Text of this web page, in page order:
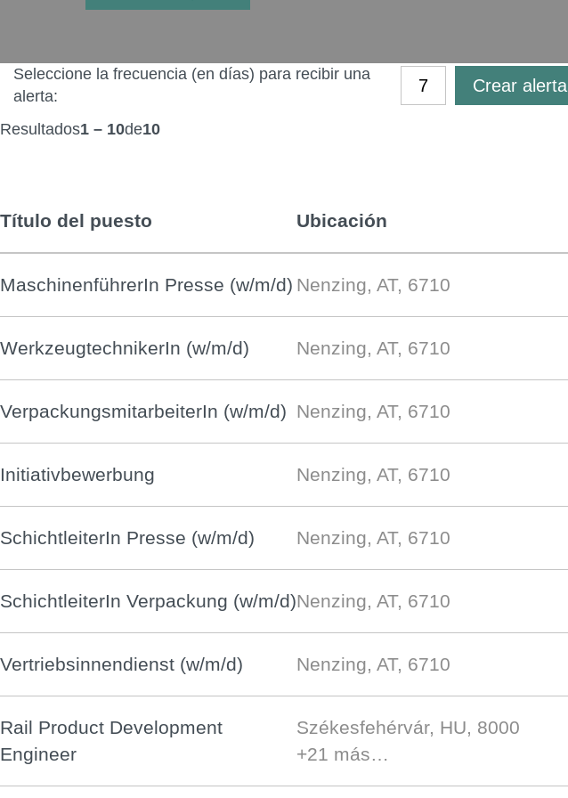
Seleccione la frecuencia (en días) para recibir una
alerta:
Crear alerta
Resultados1 – 10de10
Título del puesto Ubicación
MaschinenführerIn Presse (w/m/d) Nenzing, AT, 6710
WerkzeugtechnikerIn (w/m/d) Nenzing, AT, 6710
VerpackungsmitarbeiterIn (w/m/d) Nenzing, AT, 6710
Initiativbewerbung Nenzing, AT, 6710
SchichtleiterIn Presse (w/m/d) Nenzing, AT, 6710
SchichtleiterIn Verpackung (w/m/d)Nenzing, AT, 6710
Vertriebsinnendienst (w/m/d) Nenzing, AT, 6710
Rail Product Development
Engineer
Székesfehérvár, HU, 8000
+21 más…